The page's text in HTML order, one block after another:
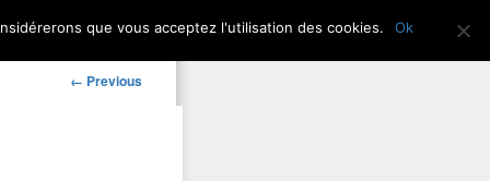
Newsletter Contact
Image
← Previous
que vous acceptez l'utilisation des cookies. Ok